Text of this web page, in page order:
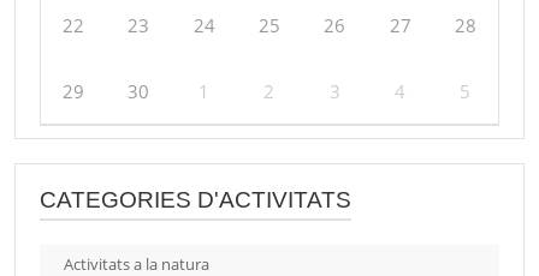
22 23 24 25 26 27 28
29 30 1 2 3 4 5
CATEGORIES D'ACTIVITATS
Activitats a la natura